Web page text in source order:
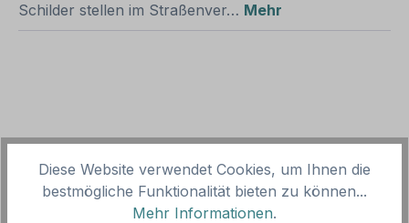
Schilder stellen im Straßenver… Mehr
Diese Website verwendet Cookies, um Ihnen die
bestmögliche Funktionalität bieten zu können...
Mehr Informationen.